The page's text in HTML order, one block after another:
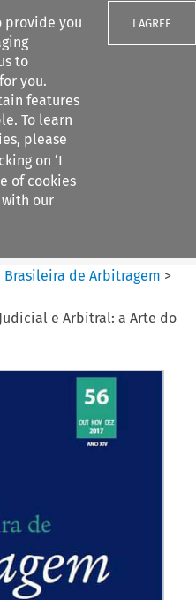
provide you
to
you.
features
To learn
please
on ‘I
of cookies
our
I AGREE
Brasileira de Arbitragem >
e Arbitral: a Arte do